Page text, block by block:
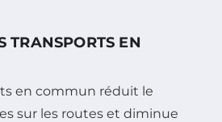
TRANSPORTS EN
en commun réduit le
sur les routes et diminue